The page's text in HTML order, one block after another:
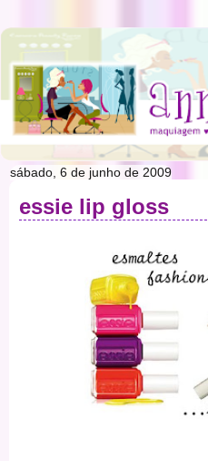
sábado, 6 de junho de 2009
essie lip gloss